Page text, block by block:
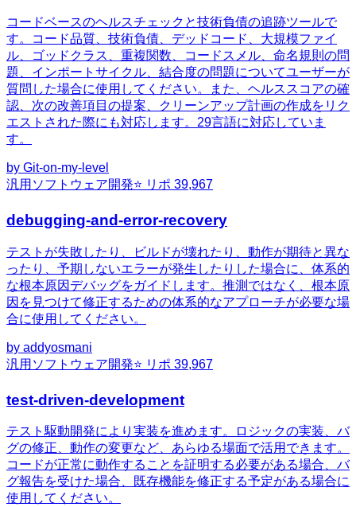
コードベースのヘルスチェックと技術負債の追跡ツールで
す。コード品質、技術負債、デッドコード、大規模ファイ
ル、ゴッドクラス、重複関数、コードスメル、命名規則の問
題、インポートサイクル、結合度の問題についてユーザーが
質問した場合に使用してください。また、ヘルススコアの確
認、次の改善項目の提案、クリーンアップ計画の作成をリク
エストされた際にも対応します。29言語に対応していま
す。
by Git-on-my-level
汎用 ソフトウェア開発⭐ リポ 39,967
debugging-and-error-recovery
テストが失敗したり、ビルドが壊れたり、動作が期待と異な
ったり、予期しないエラーが発生したりした場合に、体系的
な根本原因デバッグをガイドします。推測ではなく、根本原
因を見つけて修正するための体系的なアプローチが必要な場
合に使用してください。
by addyosmani
汎用 ソフトウェア開発⭐ リポ 39,967
test-driven-development
テスト駆動開発により実装を進めます。ロジックの実装、バ
グの修正、動作の変更など、あらゆる場面で活用できます。
コードが正常に動作することを証明する必要がある場合、バ
グ報告を受けた場合、既存機能を修正する予定がある場合に
使用してください。